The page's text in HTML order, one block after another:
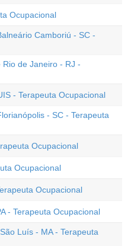
Ocupacional
Camboriú - SC -
de Janeiro - RJ -
- Terapeuta Ocupacional
- SC - Terapeuta
Ocupacional
Ocupacional
Ocupacional
- Terapeuta Ocupacional
Luís - MA - Terapeuta